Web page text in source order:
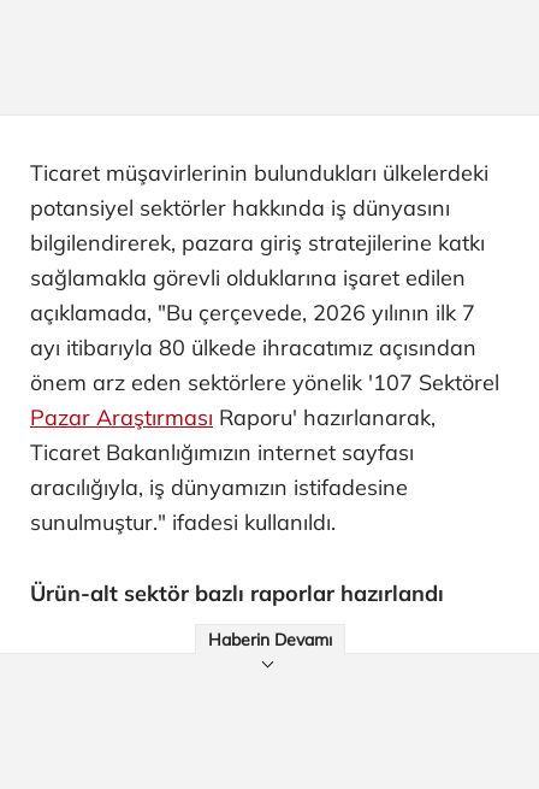
Ticaret müşavirlerinin bulundukları ülkelerdeki
potansiyel sektörler hakkında iş dünyasını
bilgilendirerek, pazara giriş stratejilerine katkı
sağlamakla görevli olduklarına işaret edilen
açıklamada, "Bu çerçevede, 2026 yılının ilk 7
ayı itibarıyla 80 ülkede ihracatımız açısından
önem arz eden sektörlere yönelik '107 Sektörel
Pazar Araştırması Raporu' hazırlanarak,
Ticaret Bakanlığımızın internet sayfası
aracılığıyla, iş dünyamızın istifadesine
sunulmuştur." ifadesi kullanıldı.
Ürün-alt sektör bazlı raporlar hazırlandı
Haberin Devamı